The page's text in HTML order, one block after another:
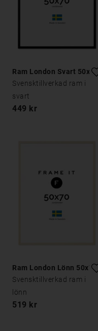
Ram London Svart 50x70
Svensktillverkad ram i
svart
449 kr
Ram London Lönn 50x70
Svensktillverkad ram i
lönn
519 kr